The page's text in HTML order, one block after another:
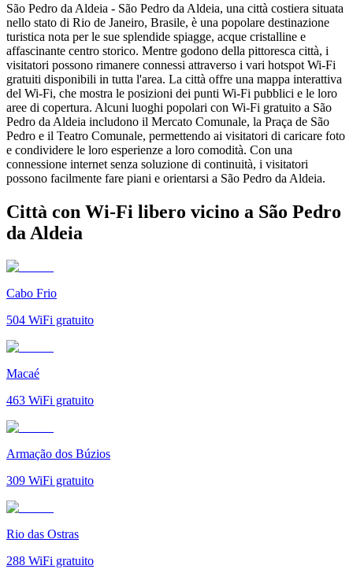
São Pedro da Aldeia - São Pedro da Aldeia, una città costiera situata
nello stato di Rio de Janeiro, Brasile, è una popolare destinazione
turistica nota per le sue splendide spiagge, acque cristalline e
affascinante centro storico. Mentre godono della pittoresca città, i
visitatori possono rimanere connessi attraverso i vari hotspot Wi-Fi
gratuiti disponibili in tutta l'area. La città offre una mappa interattiva
del Wi-Fi, che mostra le posizioni dei punti Wi-Fi pubblici e le loro
aree di copertura. Alcuni luoghi popolari con Wi-Fi gratuito a São
Pedro da Aldeia includono il Mercato Comunale, la Praça de São
Pedro e il Teatro Comunale, permettendo ai visitatori di caricare foto
e condividere le loro esperienze a loro comodità. Con una
connessione internet senza soluzione di continuità, i visitatori
possono facilmente fare piani e orientarsi a São Pedro da Aldeia.
Città con Wi-Fi libero vicino a São Pedro
da Aldeia
Cabo Frio
504 WiFi gratuito
Macaé
463 WiFi gratuito
Armação dos Búzios
309 WiFi gratuito
Rio das Ostras
288 WiFi gratuito